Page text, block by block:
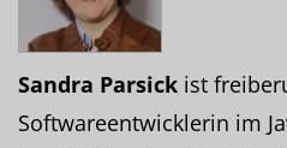
Sandra Parsick ist
Softwareentwicklerin im